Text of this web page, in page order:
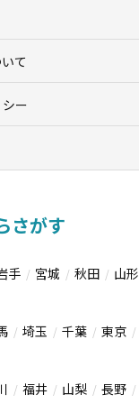
て
ー
さがす
手 宮城 秋田 山形
埼玉 千葉 東京
福井 山梨 長野